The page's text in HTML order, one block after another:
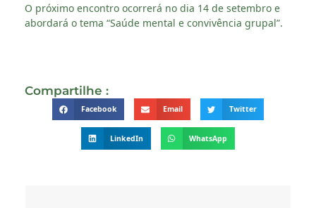
O próximo encontro ocorrerá no dia 14 de setembro e
abordará o tema “Saúde mental e convivência grupal”.
Compartilhe :
Facebook Email Twitter
LinkedIn WhatsApp